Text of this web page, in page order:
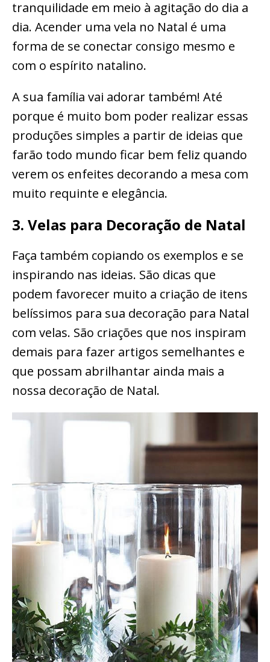
tranquilidade em meio à agitação do dia a
dia. Acender uma vela no Natal é uma
forma de se conectar consigo mesmo e
com o espírito natalino.
A sua família vai adorar também! Até
porque é muito bom poder realizar essas
produções simples a partir de ideias que
farão todo mundo ficar bem feliz quando
verem os enfeites decorando a mesa com
muito requinte e elegância.
3. Velas para Decoração de Natal
Faça também copiando os exemplos e se
inspirando nas ideias. São dicas que
podem favorecer muito a criação de itens
belíssimos para sua decoração para Natal
com velas. São criações que nos inspiram
demais para fazer artigos semelhantes e
que possam abrilhantar ainda mais a
nossa decoração de Natal.